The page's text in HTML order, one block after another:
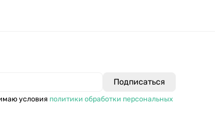
условия политики обработки персональных